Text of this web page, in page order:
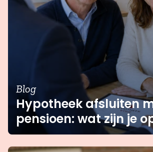
Blog
Hypotheek afsluiten
pensioen: wat zijn je